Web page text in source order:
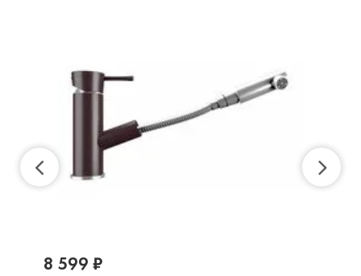
8 599 ₽